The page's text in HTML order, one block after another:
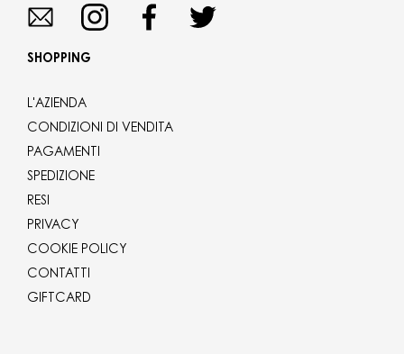
SHOPPING
L'AZIENDA
CONDIZIONI DI VENDITA
PAGAMENTI
SPEDIZIONE
RESI
PRIVACY
COOKIE POLICY
CONTATTI
GIFTCARD